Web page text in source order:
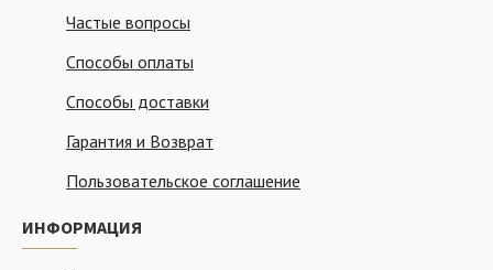
Частые вопросы
Способы оплаты
Способы доставки
Гарантия и Возврат
Пользовательское соглашение
ИНФОРМАЦИЯ